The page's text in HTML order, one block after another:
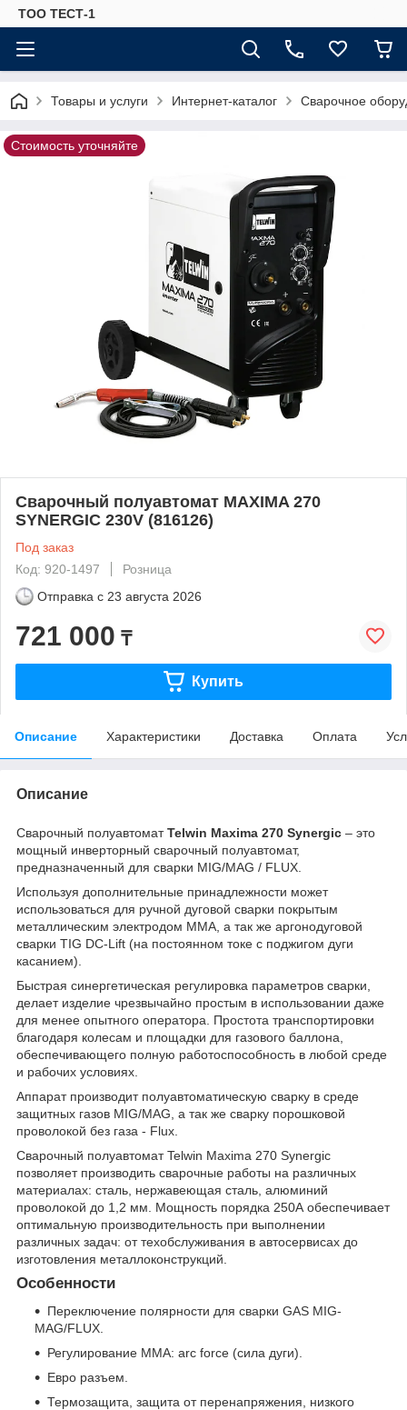
ТОО ТЕСТ-1
Товары и услуги Интернет-каталог Сварочное
Стоимость уточняйте
Сварочный полуавтомат MAXIMA 270
SYNERGIC 230V (816126)
Под заказ
Код: 920-1497
Розница
Отправка с 23 августа 2026
721 000 ₸
Купить
Описание Характеристики Доставка Оплата
Описание
Сварочный полуавтоматTelwin Maxima 270 Synergic – это
мощный инверторный сварочный полуавтомат,
предназначенный для сварки MIG/MAG / FLUX.
Используя дополнительные принадлежности может
использоваться для ручной дуговой сварки покрытым
металлическим электродом ММА, а так же аргонодуговой
сварки TIG DC-Lift (на постоянном токе с поджигом дуги
касанием).
Быстрая синергетическая регулировка параметров сварки,
делает изделие чрезвычайно простым в использовании даже
для менее опытного оператора. Простота транспортировки
благодаря колесам и площадки для газового баллона,
обеспечивающего полную работоспособность в любой среде
и рабочих условиях.
Аппарат производит полуавтоматическую сварку в среде
защитных газов MIG/MAG, а так же сварку порошковой
проволокой без газа - Flux.
Сварочный полуавтомат Telwin Maxima 270 Synergic
позволяет производить сварочные работы на различных
материалах: сталь, нержавеющая сталь, алюминий
проволокой до 1,2 мм. Мощность порядка 250А обеспечивает
оптимальную производительность при выполнении
различных задач: от техобслуживания в автосервисах до
изготовления металлоконструкций.
Особенности
Переключение полярности для сварки GAS MIG-
MAG/FLUX.
Регулирование MMA: arc force (силa дуги).
Евро разъем.
Термозащита, защита от перенапряжения, низкого